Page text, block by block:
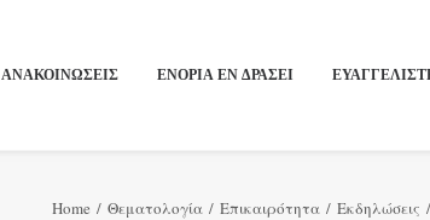
ΑΝΑΚΟΙΝΩΣΕΙΣ ΕΝΟΡΙΑ ΕΝ ΔΡΑΣΕΙ
Home Θεματολογία Επικαιρότητα Εκδηλώσεις